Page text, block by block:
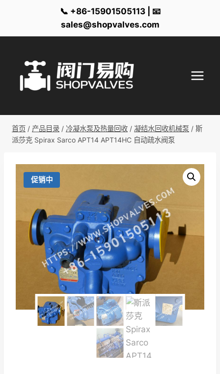
📞 +86-15901505113 | 📧
sales@shopvalves.com
首页 / 产品目录 / 冷凝水泵及热量回收 / 凝结水回收机械泵 / 斯
派莎克 Spirax Sarco APT14 APT14HC 自动疏水阀泵
促销中